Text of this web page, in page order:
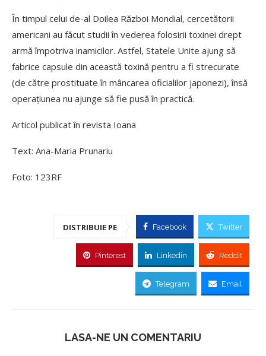
În timpul celui de-al Doilea Război Mondial, cercetătorii
americani au făcut studii în vederea folosirii toxinei drept
armă împotriva inamicilor. Astfel, Statele Unite ajung să
fabrice capsule din această toxină pentru a fi strecurate
(de către prostituate în mâncarea oficialilor japonezi), însă
operațiunea nu ajunge să fie pusă în practică.
Articol publicat în revista Ioana
Text: Ana-Maria Prunariu
Foto: 123RF
DISTRIBUIE PE Facebook Twitter
Pinterest Linkedin Reddit
Telegram Email
LASA-NE UN COMENTARIU